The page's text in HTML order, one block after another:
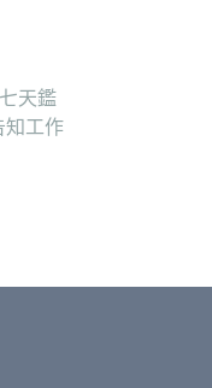
天鑑
知工作